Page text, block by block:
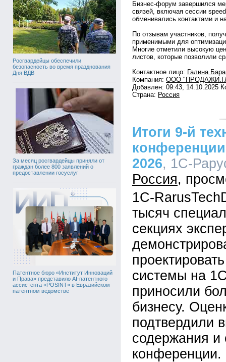
Росгвардейцы обеспечили
безопасность во время празднования
Дня ВДВ
За месяц росгвардейцы приняли от
граждан более 800 заявлений о
предоставлении госуслуг
Патентное бюро «Институт Инноваций
и Права» представило AI-патентного
ассистента «POSINT» в Евразийском
патентном ведомстве
Бизнес-форум завершился
связей, включая сессии
обменивались контактами и
По отзывам участников,
применимыми для
Многие отметили высокую
листов, которые позволили
Контактное лицо: Галина
Компания: ООО
Добавлен: 09:43, 14.10.2025
Страна: Россия
Итоги 9-й
2026, 1С-
Россия
1C-
тысяч
секциях
системы на
приносили
бизнесу.
подтвердили
содержания и
конференции.